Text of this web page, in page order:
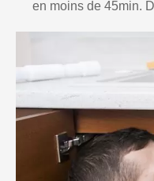
en moins de 45min.